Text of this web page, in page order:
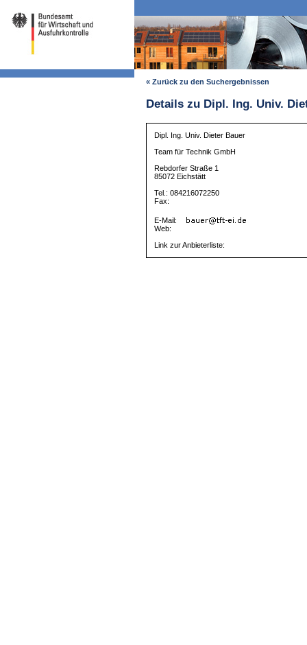
« Zurück zu den Suchergebnissen
Details zu Dipl. Ing. Univ.
Dipl. Ing. Univ. Dieter Bauer
Team für Technik GmbH
Rebdorfer Straße 1
85072 Eichstätt
Tel.: 084216072250
Fax:
E-Mail:
Web:
Link zur Anbieterliste: